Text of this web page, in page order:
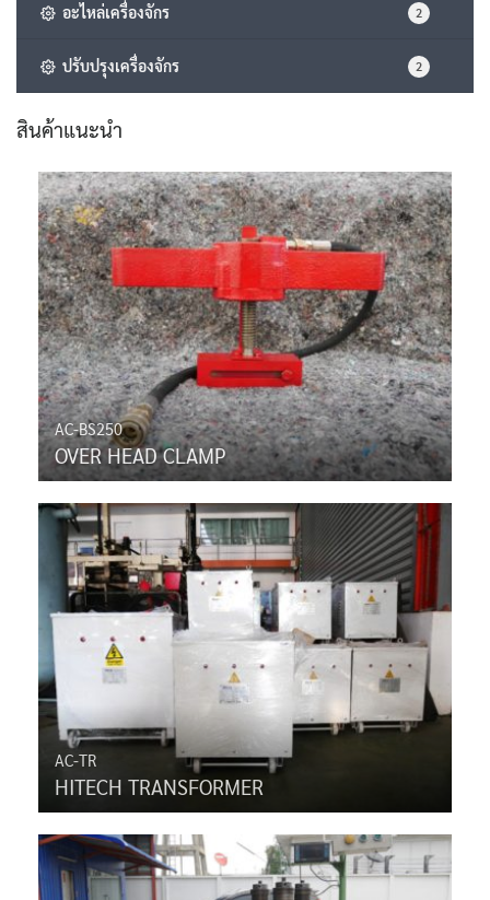
อะไหล่เครื่องจักร 2
ปรับปรุงเครื่องจักร 2
สินค้าแนะนำ
AC-BS250
OVER HEAD CLAMP
AC-TR
HITECH TRANSFORMER